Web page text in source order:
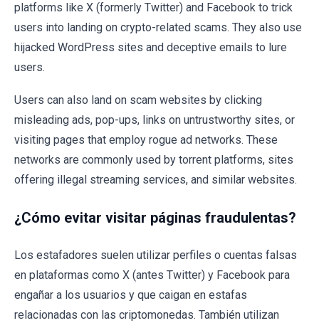
platforms like X (formerly Twitter) and Facebook to trick
users into landing on crypto-related scams. They also use
hijacked WordPress sites and deceptive emails to lure
users.
Users can also land on scam websites by clicking
misleading ads, pop-ups, links on untrustworthy sites, or
visiting pages that employ rogue ad networks. These
networks are commonly used by torrent platforms, sites
offering illegal streaming services, and similar websites.
¿Cómo evitar visitar páginas fraudulentas?
Los estafadores suelen utilizar perfiles o cuentas falsas
en plataformas como X (antes Twitter) y Facebook para
engañar a los usuarios y que caigan en estafas
relacionadas con las criptomonedas. También utilizan